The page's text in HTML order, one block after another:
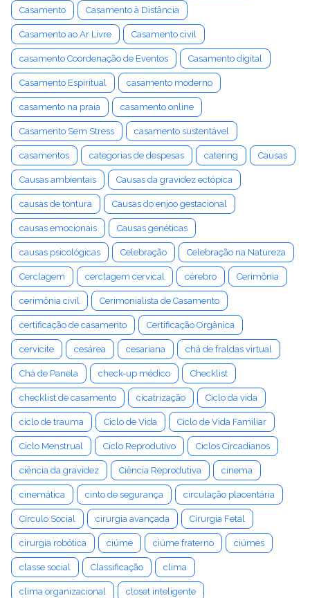
Casamento Casamento à Distância
Casamento ao Ar Livre Casamento civil
casamento Coordenação de Eventos Casamento digital
Casamento Espiritual casamento moderno
casamento na praia casamento online
Casamento Sem Stress casamento sustentável
casamentos categorias de despesas catering Causas
Causas ambientais Causas da gravidez ectópica
causas de tontura Causas do enjoo gestacional
causas emocionais Causas genéticas
causas psicológicas Celebração Celebração na Natureza
Cerclagem cerclagem cervical cérebro Cerimônia
cerimônia civil Cerimonialista de Casamento
certificação de casamento Certificação Orgânica
cervicite cesárea cesariana chá de fraldas virtual
Chá de Panela check-up médico Checklist
checklist de casamento cicatrização Ciclo da vida
ciclo de trauma Ciclo de Vida Ciclo de Vida Familiar
Ciclo Menstrual Ciclo Reprodutivo Ciclos Circadianos
ciência da gravidez Ciência Reprodutiva cinema
cinemática cinto de segurança circulação placentária
Círculo Social cirurgia avançada Cirurgia Fetal
cirurgia robótica ciúme ciúme fraterno ciúmes
classe social Classificação clima
clima organizacional closet inteligente